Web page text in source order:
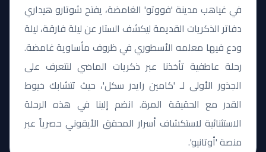
في غياهب مدينة 'فووتو' الغامضة، يفتح شوتارو هيداري
دفاتر الذكريات القديمة ليكشف الستار عن ليلة فارقة، ليلة
ودع فيها معلمه الأسطوري في ظروف مأساوية غامضة.
رحلة عاطفية تأخذنا عبر ذكريات الماضي لنتعرف على
الجذور الأولى لـ 'كامين رايدر سكل'، حيث تتشابك خيوط
القدر مع الحقيقة المرة. انضم إلينا في هذه الرحلة
الاستثنائية لاستكشاف أسرار المحقق الأيقوني حصرياً عبر
منصة 'أوتانيو'.